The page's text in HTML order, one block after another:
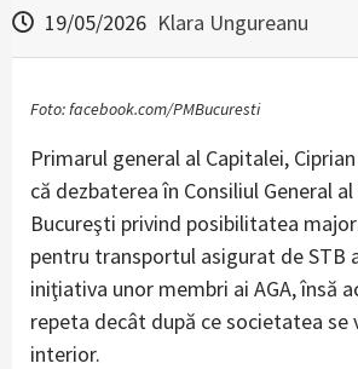
19/05/2026 Klara Ungureanu
Foto: facebook.com/PMBucuresti
Primarul general al Capitalei,
că dezbaterea în Consiliul General
Bucureşti privind posibilitatea
pentru transportul asigurat de STB
iniţiativa unor membri ai AGA, însă
repeta decât după ce societatea se
interior.